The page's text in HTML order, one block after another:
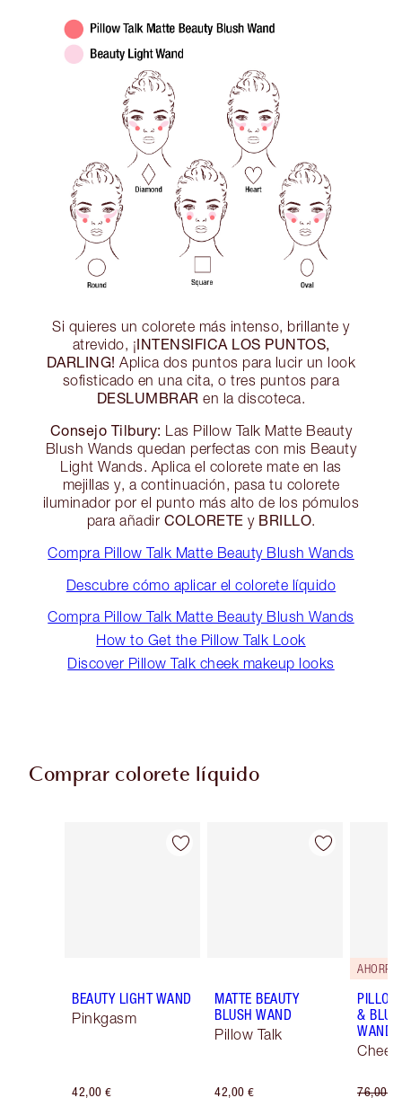
Si quieres un colorete más intenso, brillante y
atrevido, ¡INTENSIFICA LOS PUNTOS,
DARLING! Aplica dos puntos para lucir un look
sofisticado en una cita, o tres puntos para
DESLUMBRAR en la discoteca.
Consejo Tilbury: Las Pillow Talk Matte Beauty
Blush Wands quedan perfectas con mis Beauty
Light Wands. Aplica el colorete mate en las
mejillas y, a continuación, pasa tu colorete
iluminador por el punto más alto de los pómulos
para añadir COLORETE y BRILLO.
Compra Pillow Talk Matte Beauty Blush Wands
Descubre cómo aplicar el colorete líquido
Compra Pillow Talk Matte Beauty Blush Wands
How to Get the Pillow Talk Look
Discover Pillow Talk cheek makeup looks
Comprar colorete líquido
Artículo 1 de 12
BEAUTY LIGHT WAND
Pinkgasm
42,00 €
Artículo 2 de 12
MATTE BEAUTY
BLUSH WAND
Pillow Talk
42,00 €
&
WAND
76,00 €